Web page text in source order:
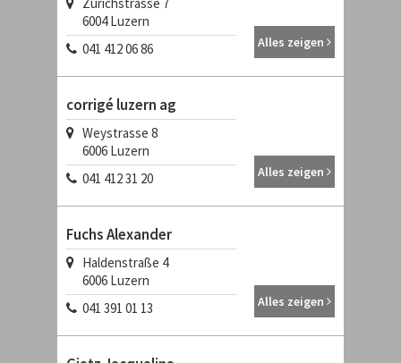
6004 Luzern
041 412 06 86
Alles zeigen
corrigé luzern ag
Weystrasse 8
6006 Luzern
041 412 31 20
Alles zeigen
Fuchs Alexander
Haldenstraße 4
6006 Luzern
041 391 01 13
Alles zeigen